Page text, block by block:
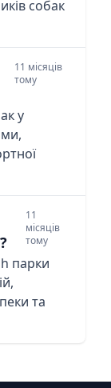
собак
11 місяців
тому
у
11
місяців
тому
парки
та